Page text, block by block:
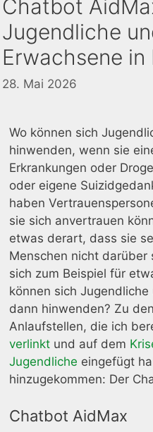
Chatbot
Jugendliche
Erwachsene in
28. Mai 2026
Wo können sich
hinwenden, wenn sie
Erkrankungen oder
oder eigene
haben
sie sich anvertrauen
etwas derart, dass sie
Menschen nicht darüber
sich zum Beispiel für
können sich
dann hinwenden? Zu
Anlaufstellen, die ich
verlinkt und auf dem
Jugendliche eingefügt
hinzugekommen: Der
Chatbot AidMax